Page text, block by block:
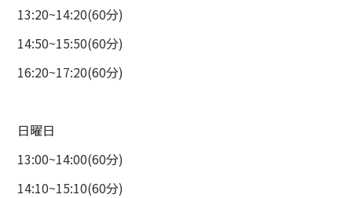
13:20~14:20(60分)
14:50~15:50(60分)
16:20~17:20(60分)
日曜日
13:00~14:00(60分)
14:10~15:10(60分)